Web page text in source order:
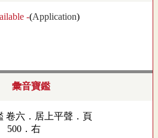
-(Application)
彙音寶鑑